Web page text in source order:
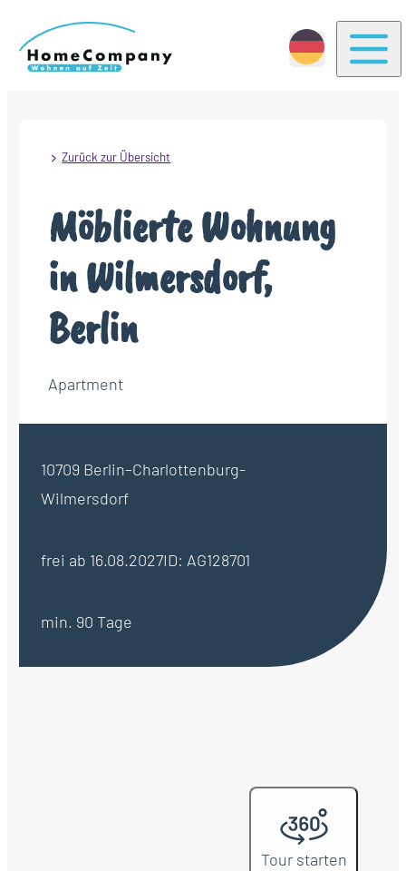
Zurück zur Übersicht
Möblierte Wohnung
in Wilmersdorf,
Berlin
Apartment
10709 Berlin–Charlottenburg-
Wilmersdorf
frei ab 16.08.2027ID: AG128701
min. 90 Tage
Tour starten